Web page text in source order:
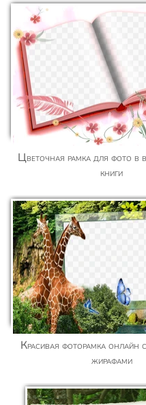
Цветочная рамка для фото в виде раскрытой
книги
Красивая фоторамка онлайн с грациозными
жирафами